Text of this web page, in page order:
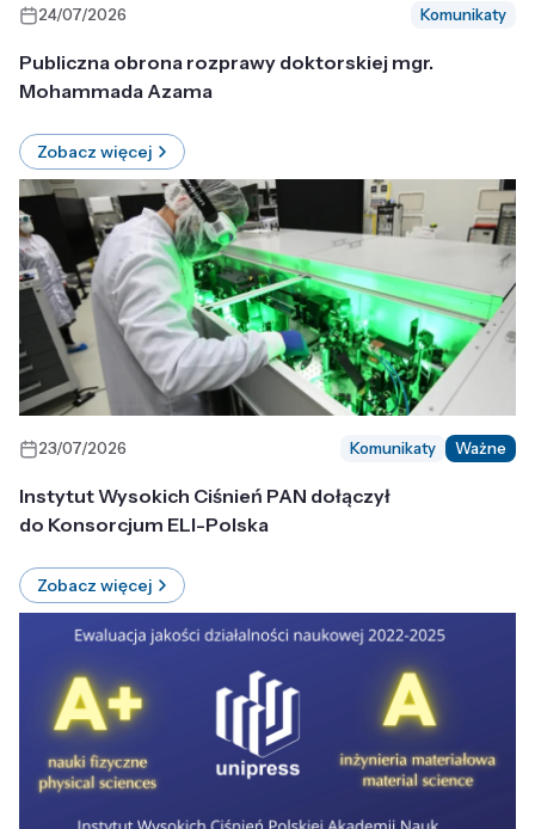
24/07/2026 Komunikaty
Publiczna obrona rozprawy doktorskiej mgr.
Mohammada Azama
Zobacz więcej
23/07/2026 Komunikaty Ważne
Instytut Wysokich Ciśnień PAN dołączył
do Konsorcjum ELI-Polska
Zobacz więcej